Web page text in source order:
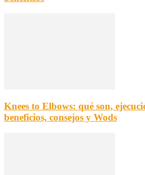
Knees to Elbows: qué son,
beneficios, consejos y Wods